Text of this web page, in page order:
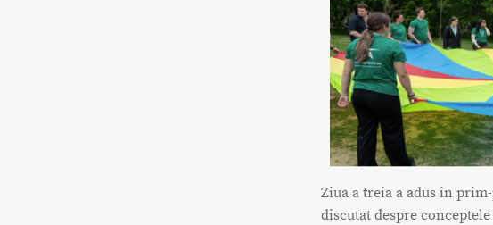
Ziua a treia a adus în
discutat despre